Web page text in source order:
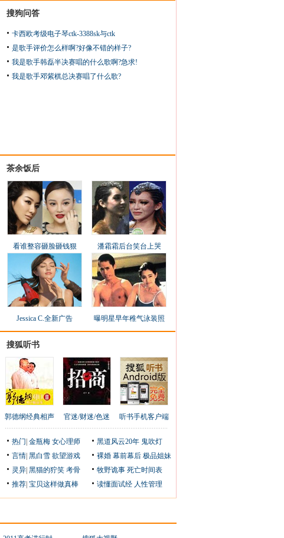
搜狗问答
卡西欧考级电子琴ctk-3388sk与ctk
是歌手评价怎么样啊?好像不错的样子?
我是歌手韩磊半决赛唱的什么歌啊?急求!
我是歌手邓紫棋总决赛唱了什么歌?
茶余饭后
看谁整容砸脸砸钱狠 潘霜霜后台笑台上哭
Jessica C.全新广告 曝明星早年稚气泳装照
搜狐听书
郭德纲经典相声 官迷/财迷/色迷 听书手机客户端
热门 金瓶梅 女心理师 黑道风云20年 鬼吹灯
言情 黑白雪 欲望游戏 裸婚 幕前幕后 极品姐妹
灵异 黑猫的狞笑 考骨 牧野诡事 死亡时间表
推荐 宝贝这样做真棒 读懂面试经 人性管理